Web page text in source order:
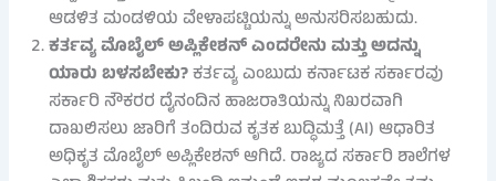
ಆಡಳಿತ ಮಂಡಳಿಯ ವೇಳಾಪಟ್ಟಿಯನ್ನು ಅನುಸರಿಸಬಹುದು.
ಕರ್ತವ್ಯ ಮೊಬೈಲ್ ಅಪ್ಲಿಕೇಶನ್ ಎಂದರೇನು ಮತ್ತು ಅದನ್ನು
ಯಾರು ಬಳಸಬೇಕು?ಕರ್ತವ್ಯ ಎಂಬುದು ಕರ್ನಾಟಕ ಸರ್ಕಾರವು
ಸರ್ಕಾರಿ ನೌಕರರ ದೈನಂದಿನ ಹಾಜರಾತಿಯನ್ನು ನಿಖರವಾಗಿ
ದಾಖಲಿಸಲು ಜಾರಿಗೆ ತಂದಿರುವ ಕೃತಕ ಬುದ್ಧಿಮತ್ತೆ (AI) ಆಧಾರಿತ
ಅಧಿಕೃತ ಮೊಬೈಲ್ ಅಪ್ಲಿಕೇಶನ್ ಆಗಿದೆ. ರಾಜ್ಯದ ಸರ್ಕಾರಿ ಶಾಲೆಗಳ